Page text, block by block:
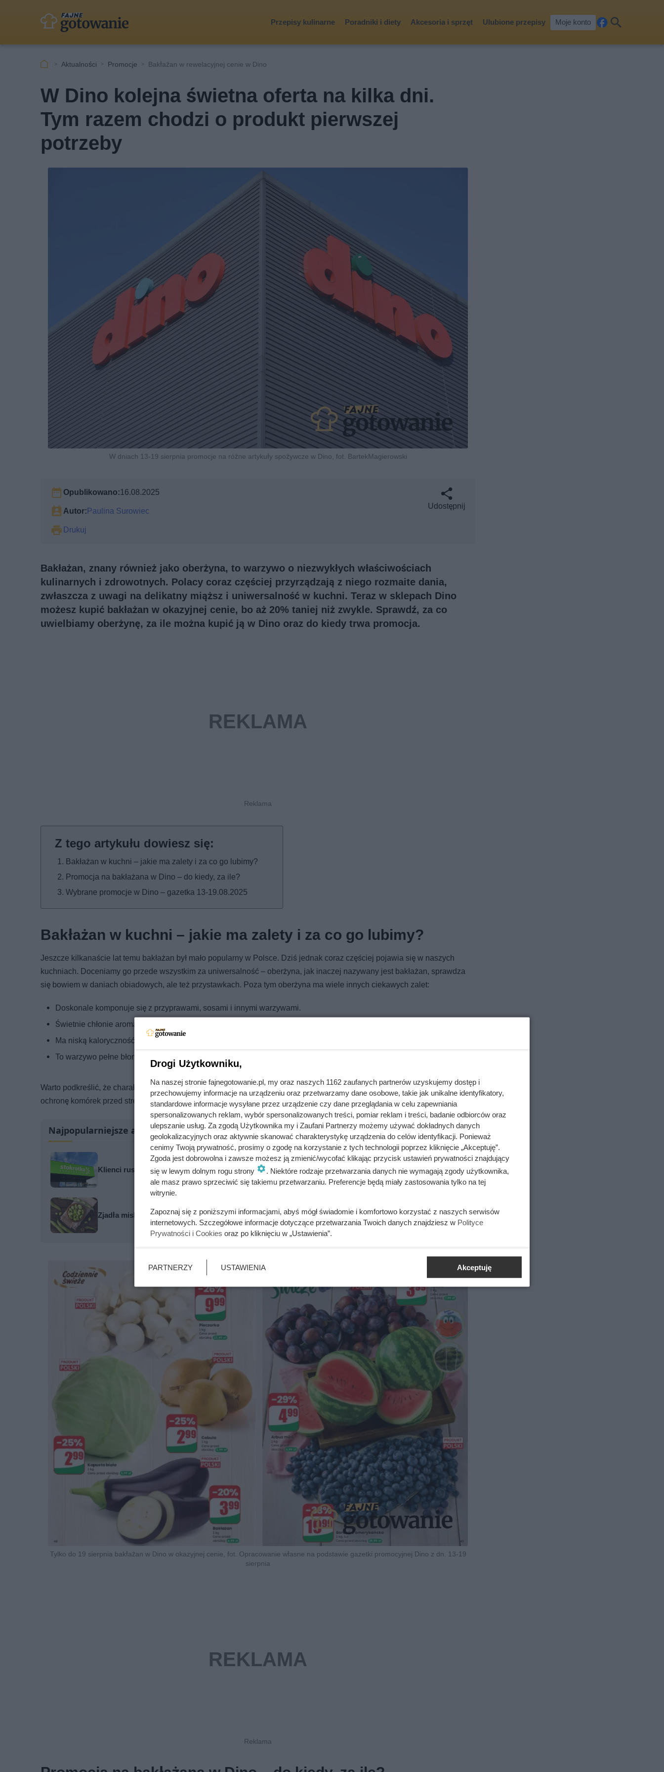
Przepisy kulinarne Poradniki i diety Akcesoria i sprzęt Ulubione przepisy Moje konto
cebkaj
Aktualności Promocje Bakłażan w rewelacyjnej cenie w Dino
W Dino kolejna świetna oferta na kilka dni.
Tym razem chodzi o produkt pierwszej
potrzeby
W dniach 13-19 sierpnia promocje na różne artykuły spożywcze w Dino, fot. BartekMagierowski
Opublikowano:16.08.2025
Autor:Paulina Surowiec
Drukuj
Udostępnij
Bakłażan, znany również jako oberżyna, to warzywo o niezwykłych właściwościach
kulinarnych i zdrowotnych. Polacy coraz częściej przyrządzają z niego rozmaite dania,
zwłaszcza z uwagi na delikatny miąższ i uniwersalność w kuchni. Teraz w sklepach Dino
możesz kupić bakłażan w okazyjnej cenie, bo aż 20% taniej niż zwykle. Sprawdź, za co
uwielbiamy oberżynę, za ile można kupić ją w Dino oraz do kiedy trwa promocja.
Bakłażan w kuchni – jakie ma zalety i za co go lubimy?
Promocja na bakłażana w Dino – do kiedy, za ile?
Wybrane promocje w Dino – gazetka 13-19.08.2025
Bakłażan w kuchni – jakie ma zalety i za co go lubimy?
Jeszcze kilkanaście lat temu bakłażan był mało popularny w Polsce. Dziś jednak coraz częściej pojawia się w naszych
kuchniach. Doceniamy go przede wszystkim za uniwersalność – oberżyna, jak inaczej nazywany jest bakłażan, sprawdza
się bowiem w daniach obiadowych, ale też przystawkach. Poza tym oberżyna ma wiele innych ciekawych zalet:
Doskonale komponuje się z przyprawami, sosami i innymi warzywami.
Świetnie chłonie aromaty, dzięki czemu
Ma niską kaloryczność (100 g to ok. 25 kcal).
To warzywo pełne błonnika, witamin (C i K oraz witaminy z grupy B) i minerałów (magnez, potas, mangan i miedź).
Warto podkreślić, że charakterystyczna fioletowa skórka bakłażana zawiera antocyjany. Związki te skutecznie wspomagają
ochronę komórek przed stresem oksydacyjnym.
Najpopularniejsze artykuły
Klienci ruszą po zapasy. W Stokrotce kawa 1+1 gratis bez żadnych limitów
Zjadła miskę ugotowanego bobu. Oto co po kilku godzinach stało się z jej poziomem cukru i apetytem
Tylko do 19 sierpnia bakłażan w Dino w okazyjnej cenie, fot. Opracowanie własne na podstawie gazetki promocyjnej Dino z dn. 13-19
sierpnia
Drogi Użytkowniku,
Na naszej stronie fajnegotowanie.pl, my oraz naszych 1162 zaufanych partnerów uzyskujemy dostęp i
przechowujemy informacje na urządzeniu oraz przetwarzamy dane osobowe, takie jak unikalne identyfikatory,
standardowe informacje wysyłane przez urządzenie czy dane przeglądania w celu zapewniania
spersonalizowanych reklam, wybór spersonalizowanych treści, pomiar reklam i treści, badanie odbiorców oraz
ulepszanie usług. Za zgodą Użytkownika my i Zaufani Partnerzy możemy używać dokładnych danych
geolokalizacyjnych oraz aktywnie skanować charakterystykę urządzenia do celów identyfikacji. Ponieważ
cenimy Twoją prywatność, prosimy o zgodę na korzystanie z tych technologii poprzez kliknięcie „Akceptuję”.
Zgoda jest dobrowolna i zawsze możesz ją zmienić/wycofać klikając przycisk ustawień prywatności znajdujący
się w lewym dolnym rogu strony
. Niektóre rodzaje przetwarzania danych nie wymagają zgody użytkownika,
ale masz prawo sprzeciwić się takiemu przetwarzaniu. Preferencje będą miały zastosowania tylko na tej
witrynie.
Zapoznaj się z poniższymi informacjami, abyś mógł świadomie i komfortowo korzystać z naszych serwisów
internetowych. Szczegółowe informacje dotyczące przetwarzania Twoich danych znajdziesz w Polityce
Prywatności i Cookies oraz po kliknięciu w „Ustawienia”.
PARTNERZY USTAWIENIA Akceptuję